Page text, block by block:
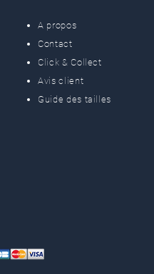
A propos
Contact
Click & Collect
Avis client
Guide des tailles